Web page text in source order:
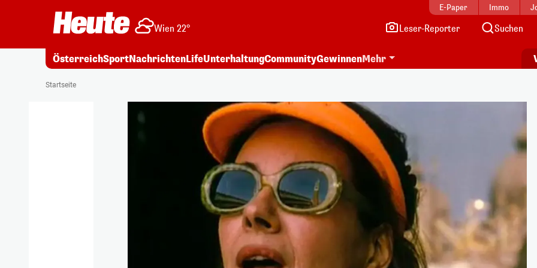
E-Paper Immo
Wien 22° Leser-Reporter Suchen
ÖsterreichSportNachrichtenLifeUnterhaltungCommunityGewinnenMehr
Startseite